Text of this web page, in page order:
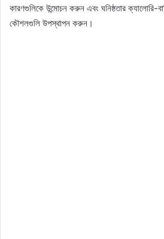
কারণগুলিকে উন্মোচন করুন এবং ঘনিষ্ঠতার ক্যালোরি-
কৌশলগুলি উপস্থাপন করুন।